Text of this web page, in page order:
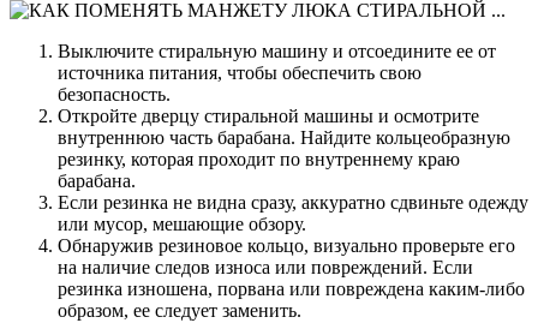
Выключите стиральную машину и отсоедините ее от
источника питания, чтобы обеспечить свою
безопасность.
Откройте дверцу стиральной машины и осмотрите
внутреннюю часть барабана. Найдите кольцеобразную
резинку, которая проходит по внутреннему краю
барабана.
Если резинка не видна сразу, аккуратно сдвиньте одежду
или мусор, мешающие обзору.
Обнаружив резиновое кольцо, визуально проверьте его
на наличие следов износа или повреждений. Если
резинка изношена, порвана или повреждена каким-либо
образом, ее следует заменить.